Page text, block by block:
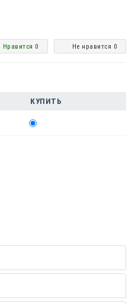
Не нравится 0
Нравится 0
КУПИТЬ